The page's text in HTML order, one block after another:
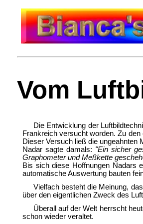
Vom
Die Entwicklung der
Frankreich versucht worden. Zu
Dieser Versuch ließ die ungeahnten
Nadar sagte damals: "Ein sicher
Graphometer und Meßkette
Bis sich diese Hoffnungen Nadars
automatische Auswertung bauten
Vielfach besteht die Meinung,
über den eigentlichen Zweck des
Überall auf der Welt herrscht
schon wieder veraltet.